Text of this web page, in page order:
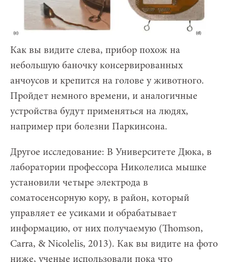
Как вы видите слева, прибор похож на
небольшую баночку консервированных
анчоусов и крепится на голове у животного.
Пройдет немного времени, и аналогичные
устройства будут применяться на людях,
например при болезни Паркинсона.
Другое исследование: В Университете Дюка, в
лаборатории профессора Николелиса мышке
установили четыре электрода в
соматосенсорную кору, в район, который
управляет ее усиками и обрабатывает
информацию, от них получаемую (Thomson,
Carra, & Nicolelis, 2013). Как вы видите на фото
ниже, ученые использовали пока что